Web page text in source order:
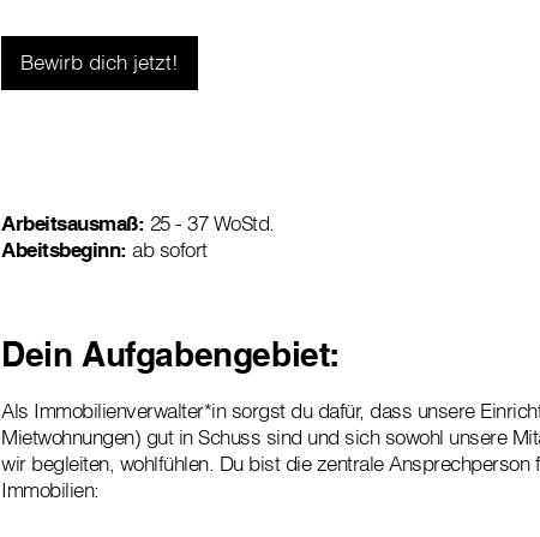
Bewirb dich jetzt!
Arbeitsausmaß: 25 - 37 WoStd.
Abeitsbeginn: ab sofort
Dein Aufgabengebiet:
Als Immobilienverwalter*in sorgst du dafür, dass unsere
Mietwohnungen) gut in Schuss sind und sich sowohl unsere
wir begleiten, wohlfühlen. Du bist die zentrale Ansprechperson
Immobilien: